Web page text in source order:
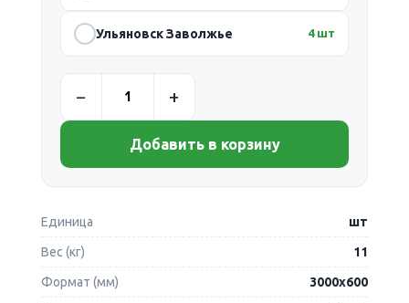
Ульяновск Заволжье 4 шт
Добавить в корзину
Единица шт
Вес (кг) 11
Формат (мм) 3000х600